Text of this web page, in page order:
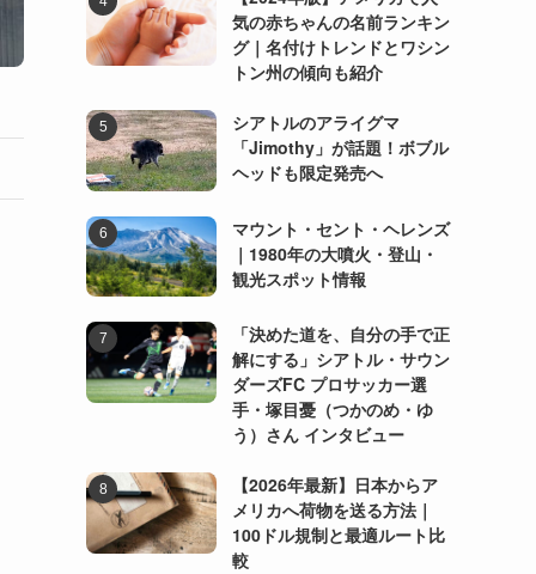
気の赤ちゃんの名前ランキン
グ｜名付けトレンドとワシン
トン州の傾向も紹介
シアトルのアライグマ
「Jimothy」が話題！ボブル
ヘッドも限定発売へ
マウント・セント・ヘレンズ
｜1980年の大噴火・登山・
観光スポット情報
「決めた道を、自分の手で正
解にする」シアトル・サウン
ダーズFC プロサッカー選
手・塚目憂（つかのめ・ゆ
う）さん インタビュー
【2026年最新】日本からア
メリカへ荷物を送る方法｜
100ドル規制と最適ルート比
較